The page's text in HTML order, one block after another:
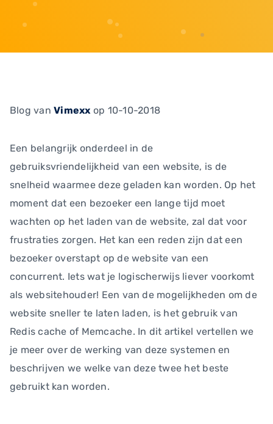
Blog vanVimexx op 10-10-2018
Een belangrijk onderdeel in de
gebruiksvriendelijkheid van een website, is de
snelheid waarmee deze geladen kan worden. Op het
moment dat een bezoeker een lange tijd moet
wachten op het laden van de website, zal dat voor
frustraties zorgen. Het kan een reden zijn dat een
bezoeker overstapt op de website van een
concurrent. Iets wat je logischerwijs liever voorkomt
als websitehouder! Een van de mogelijkheden om de
website sneller te laten laden, is het gebruik van
Redis cache of Memcache. In dit artikel vertellen we
je meer over de werking van deze systemen en
beschrijven we welke van deze twee het beste
gebruikt kan worden.